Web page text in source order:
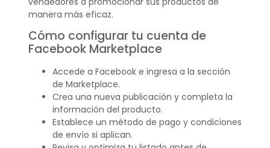
manera más eficaz.
Cómo configurar tu cuenta de
Facebook Marketplace
Accede a Facebook e ingresa a la sección
de Marketplace.
Crea una nueva publicación y completa la
información del producto.
Establece un método de pago y condiciones
de envío si aplican.